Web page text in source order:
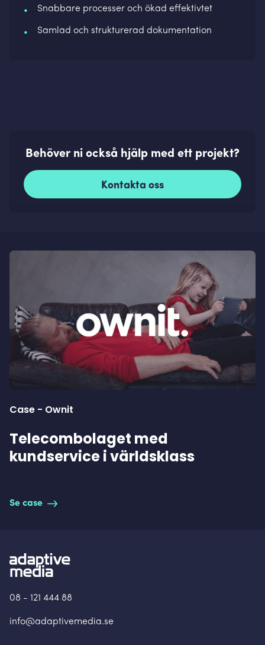
Snabbare processer och ökad effektivtet
Samlad och strukturerad dokumentation
Behöver ni också hjälp med ett projekt?
Kontakta oss
Case - Ownit
Telecombolaget med
kundservice i världsklass
Se case
08 - 121 444 88
info@adaptivemedia.se